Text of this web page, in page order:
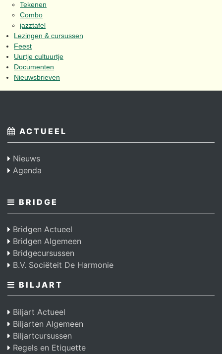
Tekenen
Combo
jazztafel
Lezingen & cursussen
Feest
Uurtje cultuurtje
Documenten
Nieuwsbrieven
ACTUEEL
Nieuws
Agenda
BRIDGE
Bridgen Actueel
Bridgen Algemeen
Bridgecursussen
B.V. Sociëteit De Harmonie
BILJART
Biljart Actueel
Biljarten Algemeen
Biljartcursussen
Regels en Etiquette